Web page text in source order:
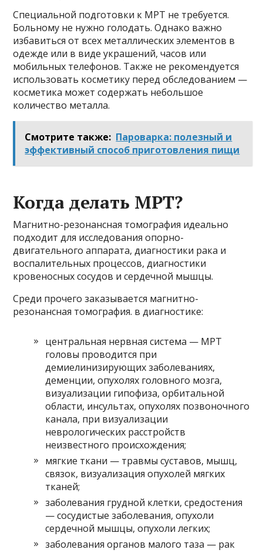
Специальной подготовки к МРТ не требуется.
Больному не нужно голодать. Однако важно
избавиться от всех металлических элементов в
одежде или в виде украшений, часов или
мобильных телефонов. Также не рекомендуется
использовать косметику перед обследованием —
косметика может содержать небольшое
количество металла.
Смотрите также: Пароварка: полезный и
эффективный способ приготовления пищи
Когда делать МРТ?
Магнитно-резонансная томография идеально
подходит для исследования опорно-
двигательного аппарата, диагностики рака и
воспалительных процессов, диагностики
кровеносных сосудов и сердечной мышцы.
Среди прочего заказывается магнитно-
резонансная томография. в диагностике:
центральная нервная система — МРТ
головы проводится при
демиелинизирующих заболеваниях,
деменции, опухолях головного мозга,
визуализации гипофиза, орбитальной
области, инсультах, опухолях позвоночного
канала, при визуализации
неврологических расстройств
неизвестного происхождения;
мягкие ткани — травмы суставов, мышц,
связок, визуализация опухолей мягких
тканей;
заболевания грудной клетки, средостения
— сосудистые заболевания, опухоли
сердечной мышцы, опухоли легких;
заболевания органов малого таза — рак